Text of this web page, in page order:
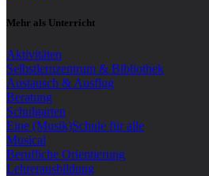
Mehr als Unterricht
Aktivitäten
Selbstlernzentrum & Bibliothek
Austausch & Ausflug
Beratung
Schulgarten
Eine (Musik)Schule für alle
Musical
Berufliche Orientierung
Lehrerausbildung